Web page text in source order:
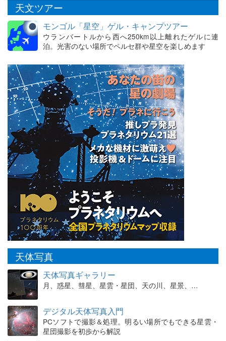
天文ツアー
モンゴル「星空」ゲル・キャンプツアー
ウランバートルから西へ250km以上離れたゲルに連
泊。光害のない場所でペルセ群や星空を楽しめます
天体写真
天体写真ギャラリー
月、惑星、彗星、星雲・星団、天の川、星景、…
デジタル天体写真入門
PCソフトで撮影＆処理。明るい場所でもできる星雲・
星団撮影を初歩から解説